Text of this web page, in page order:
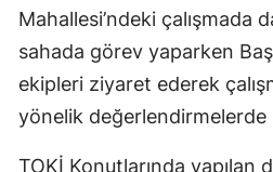
Mahallesi’ndeki çalışmada
sahada görev yaparken
ekipleri ziyaret ederek
yönelik değerlendirmelerde
TOKİ Konutlarında yapılan